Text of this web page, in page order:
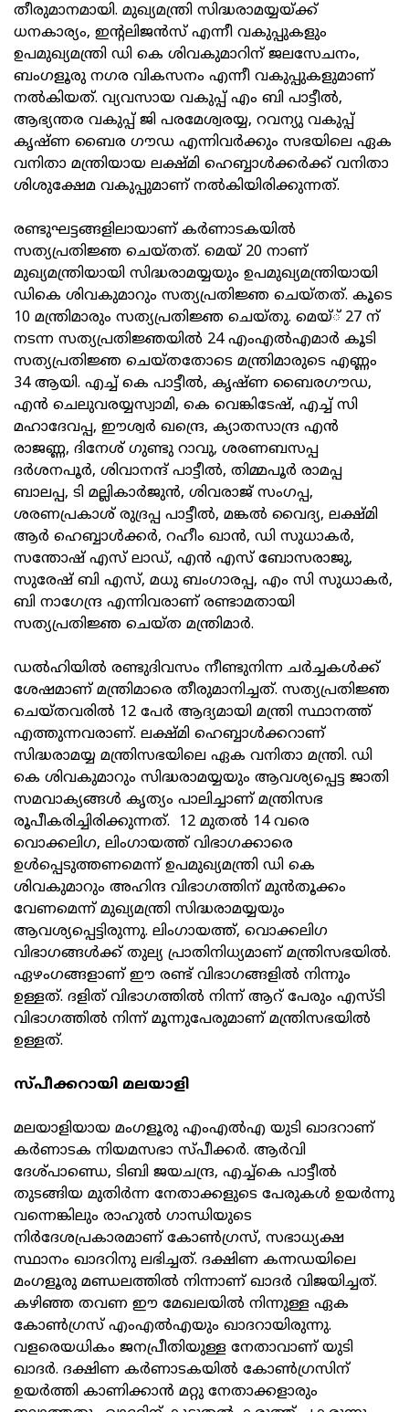
തീരുമാനമായി. മുഖ്യമന്ത്രി സിദ്ധരാമയ്യയ്ക്ക്
ധനകാര്യം, ഇന്റലിജൻസ് എന്നീ വകുപ്പുകളും
ഉപമുഖ്യമന്ത്രി ഡി കെ ശിവകുമാറിന് ജലസേചനം,
ബംഗളൂരു നഗര വികസനം എന്നീ വകുപ്പുകളുമാണ്
നൽകിയത്. വ്യവസായ വകുപ്പ് എം ബി പാട്ടീൽ,
ആഭ്യന്തര വകുപ്പ് ജി പരമേശ്വരയ്യ, റവന്യു വകുപ്പ്
കൃഷ്ണ ബൈര ഗൗഡ എന്നിവർക്കും സഭയിലെ ഏക
വനിതാ മന്ത്രിയായ ലക്ഷ്മി ഹെബ്ബാൾക്കർക്ക് വനിതാ
ശിശുക്ഷേമ വകുപ്പുമാണ് നൽകിയിരിക്കുന്നത്.
രണ്ടുഘട്ടങ്ങളിലായാണ് കർണാടകയിൽ
സത്യപ്രതിജ്ഞ ചെയ്തത്. മെയ് 20 നാണ്
മുഖ്യമന്ത്രിയായി സിദ്ധരാമയ്യയും ഉപമുഖ്യമന്ത്രിയായി
ഡികെ ശിവകുമാറും സത്യപ്രതിജ്ഞ ചെയ്തത്. കൂടെ
10 മന്ത്രിമാരും സത്യപ്രതിജ്ഞ ചെയ്തു. മെയ്് 27 ന്
നടന്ന സത്യപ്രതിജ്ഞയിൽ 24 എംഎൽഎമാർ കൂടി
സത്യപ്രതിജ്ഞ ചെയ്തതോടെ മന്ത്രിമാരുടെ എണ്ണം
34 ആയി. എച്ച് കെ പാട്ടീൽ, കൃഷ്ണ ബൈരഗൗഡ,
എൻ ചെലുവരയ്യസ്വാമി, കെ വെങ്കിടേഷ്, എച്ച് സി
മഹാദേവപ്പ, ഈശ്വർ ഖന്ദ്രെ, ക്യാതസാന്ദ്ര എൻ
രാജണ്ണ, ദിനേശ് ഗുണ്ടു റാവു, ശരണബസപ്പ
ദർശനപൂർ, ശിവാനന്ദ് പാട്ടീൽ, തിമ്മപൂർ രാമപ്പ
ബാലപ്പ, ടി മല്ലികാർജുൻ, ശിവരാജ് സംഗപ്പ,
ശരണപ്രകാശ് രുദ്രപ്പ പാട്ടീൽ, മങ്കൽ വൈദ്യ, ലക്ഷ്മി
ആർ ഹെബ്ബാൾക്കർ, റഹീം ഖാൻ, ഡി സുധാകർ,
സന്തോഷ് എസ് ലാഡ്, എൻ എസ് ബോസരാജു,
സുരേഷ് ബി എസ്, മധു ബംഗാരപ്പ, എം സി സുധാകർ,
ബി നാഗേന്ദ്ര എന്നിവരാണ് രണ്ടാമതായി
സത്യപ്രതിജ്ഞ ചെയ്ത മന്ത്രിമാർ.
ഡൽഹിയിൽ രണ്ടുദിവസം നീണ്ടുനിന്ന ചർച്ചകൾക്ക്
ശേഷമാണ് മന്ത്രിമാരെ തീരുമാനിച്ചത്. സത്യപ്രതിജ്ഞ
ചെയ്തവരിൽ 12 പേർ ആദ്യമായി മന്ത്രി സ്ഥാനത്ത്
എത്തുന്നവരാണ്. ലക്ഷ്മി ഹെബ്ബാൾക്കറാണ്
സിദ്ധരാമയ്യ മന്ത്രിസഭയിലെ ഏക വനിതാ മന്ത്രി. ഡി
കെ ശിവകുമാറും സിദ്ധരാമയ്യയും ആവശ്യപ്പെട്ട ജാതി
സമവാക്യങ്ങൾ കൃത്യം പാലിച്ചാണ് മന്ത്രിസഭ
രൂപീകരിച്ചിരിക്കുന്നത്. 12 മുതൽ 14 വരെ
വൊക്കലിഗ, ലിംഗായത്ത് വിഭാഗക്കാരെ
ഉൾപ്പെടുത്തണമെന്ന് ഉപമുഖ്യമന്ത്രി ഡി കെ
ശിവകുമാറും അഹിന്ദ വിഭാഗത്തിന് മുൻതൂക്കം
വേണമെന്ന് മുഖ്യമന്ത്രി സിദ്ധരാമയ്യയും
ആവശ്യപ്പെട്ടിരുന്നു. ലിംഗായത്ത്, വൊക്കലിഗ
വിഭാഗങ്ങൾക്ക് തുല്യ പ്രാതിനിധ്യമാണ് മന്ത്രിസഭയിൽ.
ഏഴംഗങ്ങളാണ് ഈ രണ്ട് വിഭാഗങ്ങളിൽ നിന്നും
ഉള്ളത്. ദളിത് വിഭാഗത്തിൽ നിന്ന് ആറ് പേരും എസ്ടി
വിഭാഗത്തിൽ നിന്ന് മൂന്നുപേരുമാണ് മന്ത്രിസഭയിൽ
ഉള്ളത്.
സ്പീക്കറായി മലയാളി
മലയാളിയായ മംഗളൂരു എംഎൽഎ യുടി ഖാദറാണ്
കർണാടക നിയമസഭാ സ്പീക്കർ. ആർവി
ദേശ്പാണ്ഡെ, ടിബി ജയചന്ദ്ര, എച്ച്‌കെ പാട്ടീൽ
തുടങ്ങിയ മുതിർന്ന നേതാക്കളുടെ പേരുകൾ ഉയർന്നു
വന്നെങ്കിലും രാഹുൽ ഗാന്ധിയുടെ
നിർദേശപ്രകാരമാണ് കോൺഗ്രസ്, സഭാധ്യക്ഷ
സ്ഥാനം ഖാദറിനു ലഭിച്ചത്. ദക്ഷിണ കന്നഡയിലെ
മംഗളൂരു മണ്ഡലത്തിൽ നിന്നാണ് ഖാദർ വിജയിച്ചത്.
കഴിഞ്ഞ തവണ ഈ മേഖലയിൽ നിന്നുള്ള ഏക
കോൺഗ്രസ് എംഎൽഎയും ഖാദറായിരുന്നു.
വളരെയധികം ജനപ്രീതിയുള്ള നേതാവാണ് യുടി
ഖാദർ. ദക്ഷിണ കർണാടകയിൽ കോൺഗ്രസിന്
ഉയർത്തി കാണിക്കാൻ മറ്റു നേതാക്കളാരും